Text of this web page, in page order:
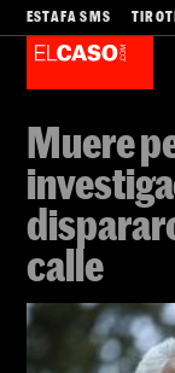
ESTAFA SMS
Muere
calle